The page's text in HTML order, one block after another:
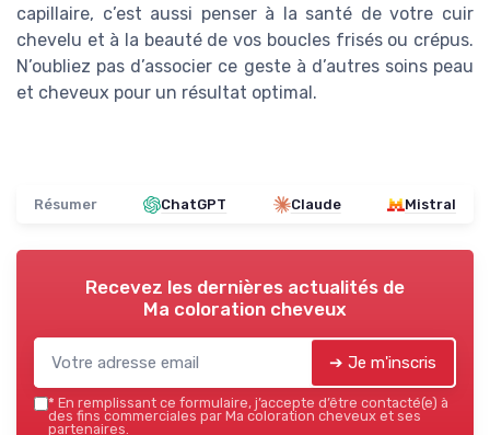
capillaire, c’est aussi penser à la santé de votre cuir
chevelu et à la beauté de vos boucles frisés ou crépus.
N’oubliez pas d’associer ce geste à d’autres soins peau
et cheveux pour un résultat optimal.
Résumer ChatGPT Claude Mistral
Recevez les dernières actualités de
Ma coloration cheveux
➔ Je m'inscris
* En remplissant ce formulaire, j’accepte d’être contacté(e) à
des fins commerciales par Ma coloration cheveux et ses
partenaires.